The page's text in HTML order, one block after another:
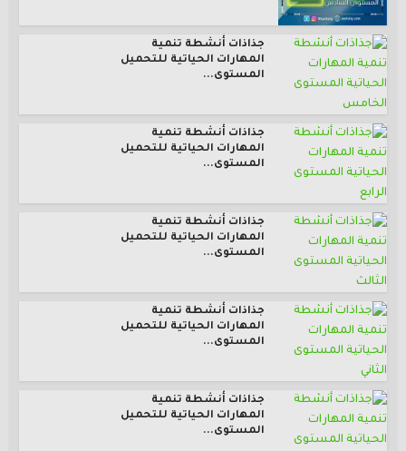
جذاذات أنشطة تنمية
المهارات الحياتية للتحميل
المستوى...
جذاذات أنشطة تنمية
المهارات الحياتية للتحميل
المستوى...
جذاذات أنشطة تنمية
المهارات الحياتية للتحميل
المستوى...
جذاذات أنشطة تنمية
المهارات الحياتية للتحميل
المستوى...
جذاذات أنشطة تنمية
المهارات الحياتية للتحميل
المستوى...